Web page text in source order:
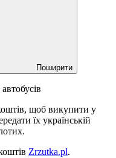
Поширити
щоб викупити у
їх українській
Zrzutka.pl.